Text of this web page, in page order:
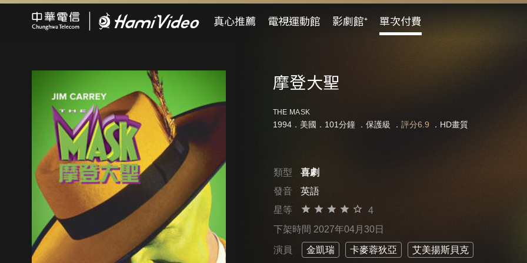
真心推薦 電視運動館 影劇館⁺ 單次付費
摩登大聖
THE MASK
1994．美國．101分鐘 ． 保護級 ． 評分6.9 ．HD畫質
類型
喜劇
發音
英語
星等
4
下架時間 2027年04月30日
演員 金凱瑞 卡麥蓉狄亞 艾美揚斯貝克